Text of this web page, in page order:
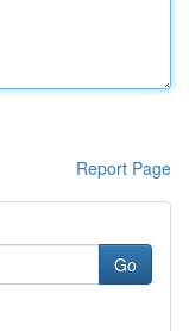
Report Page
Go